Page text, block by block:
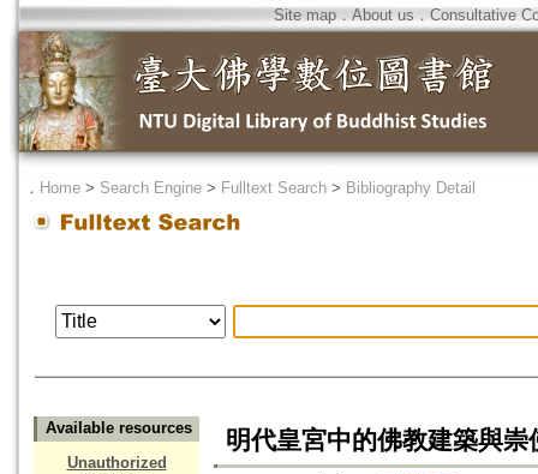
Site map．About us ． Consultative
． Home > Search Engine > Fulltext Search > Bibliography Detail
Available resources
Unauthorized
明代皇宮中的佛教建築與崇